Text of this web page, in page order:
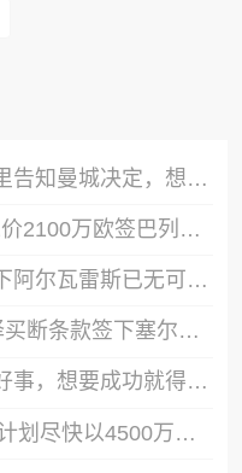
罗马诺：巴萨在等待罗德里告知曼城决定，想尽量快速推进以防意外
HWG！罗马诺：切尔西总价2100万欧签巴列卡诺28岁左后卫查瓦里亚
告吹！记者：巴萨认为签下阿尔瓦雷斯已无可能，正在寻找备选目标
官方：西班牙人租借+选择买断条款签下塞尔塔中卫乌奈·努涅斯
斯塔尼希奇：队内竞争是好事，想要成功就得拥有庞大阵容
总价6000万！塞尔：巴萨计划尽快以4500万欧+1500万报价罗德里